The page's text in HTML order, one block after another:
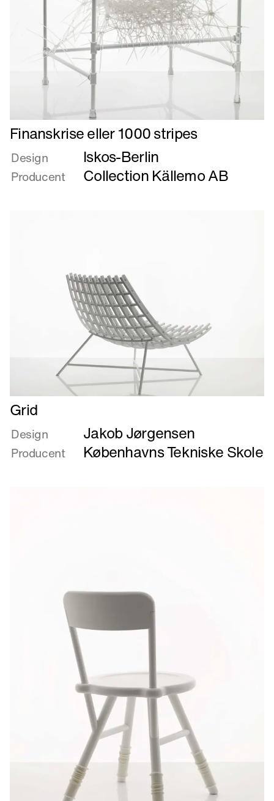
Læs
mere
om
Finanskrise
eller
Finanskrise eller 1000 stripes
Design Iskos-Berlin
Producent Collection Källemo AB
Læs
mere
om
Grid
Grid
Design Jakob Jørgensen
Producent Københavns Tekniske Skole